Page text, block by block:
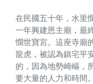
在民國五十年，水里
一年興建恩主廟，最
憫世寶宮。這座寺廟
龍虎，被認為鎮宅平
的，因為地勢崎嶇，
要大量的人力和時間。